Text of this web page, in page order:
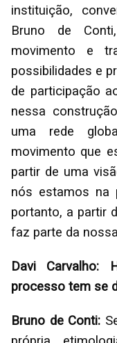
instituição,
Bruno de
movimento e
possibilidades e
de participação
nessa
uma rede
movimento que
partir de uma
nós estamos na
portanto, a partir
faz parte da
Davi Carvalho:
processo tem se
Bruno de Conti: